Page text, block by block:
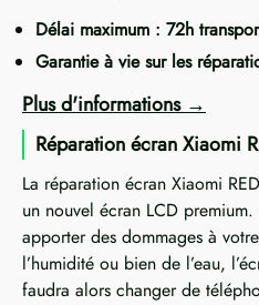
Délai maximum : 72h
Garantie à vie sur les
Plus d'informations
Réparation écran Xiaomi
La réparation écran Xiaomi
un nouvel écran LCD
apporter des dommages à
l’humidité ou bien de l’eau,
faudra alors changer de